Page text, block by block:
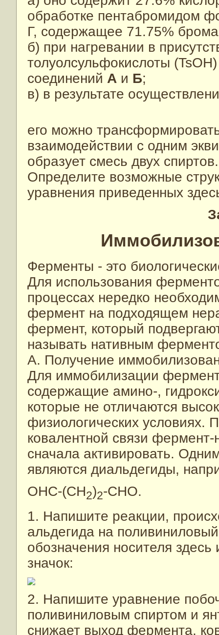
обработке пентабромидом
Г, содержащее 71.75%
б) при нагревании в
толуолсульфокислоты
соединений А и Б;
в) в результате
его можно
взаимодействии с одним
образует смесь двух спиртов.
Определите возможные
уравнения приведенных
Ферменты - это
Для использования
процессах нередко
фермент на подходящем
фермент, который
называть нативным
А. Получение
Для иммобилизации
содержащие амино-,
которые не отличаются
физиологических условиях.
ковалентной связи
сначала активировать.
являются диальдегиды,
OHC-(CH2)2-CHO.
1. Напишите реакции,
альдегида на
обозначения носителя
значок:
2. Напишите уравнение
поливиниловым спиртом и
снижает выход фермента,